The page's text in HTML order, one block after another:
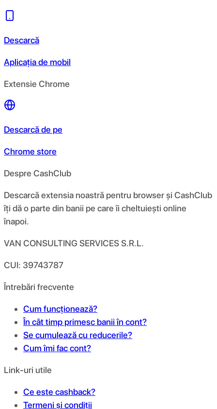
Descarcă
Aplicația de mobil
Extensie Chrome
Descarcă de pe
Chrome store
Despre CashClub
Descarcă extensia noastră pentru browser și CashClub
îți dă o parte din banii pe care îi cheltuiești online
înapoi.
VAN CONSULTING SERVICES S.R.L.
CUI: 39743787
Întrebări frecvente
Cum funcționează?
În cât timp primesc banii în cont?
Se cumulează cu reducerile?
Cum îmi fac cont?
Link-uri utile
Ce este cashback?
Termeni și condiții